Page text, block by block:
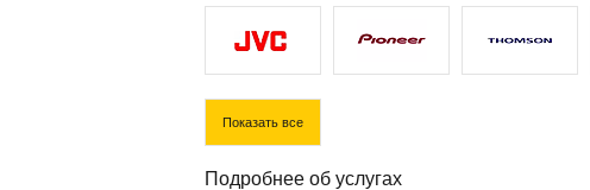
Показать все
Подробнее об услугах